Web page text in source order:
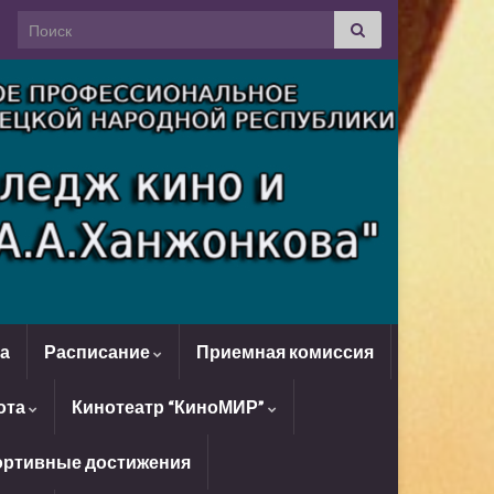
Search for:
Расписание Приемная комиссия
Кинотеатр “КиноМИР”
достижения